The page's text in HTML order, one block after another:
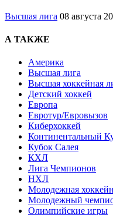
Высшая лига 08 августа
А ТАКЖЕ
Америка
Высшая лига
Высшая хоккейная
Детский хоккей
Европа
Евротур/Евровызов
Киберхоккей
Континентальный
Кубок Салея
КХЛ
Лига Чемпионов
НХЛ
Молодежная
Молодежный
Олимпийские игры